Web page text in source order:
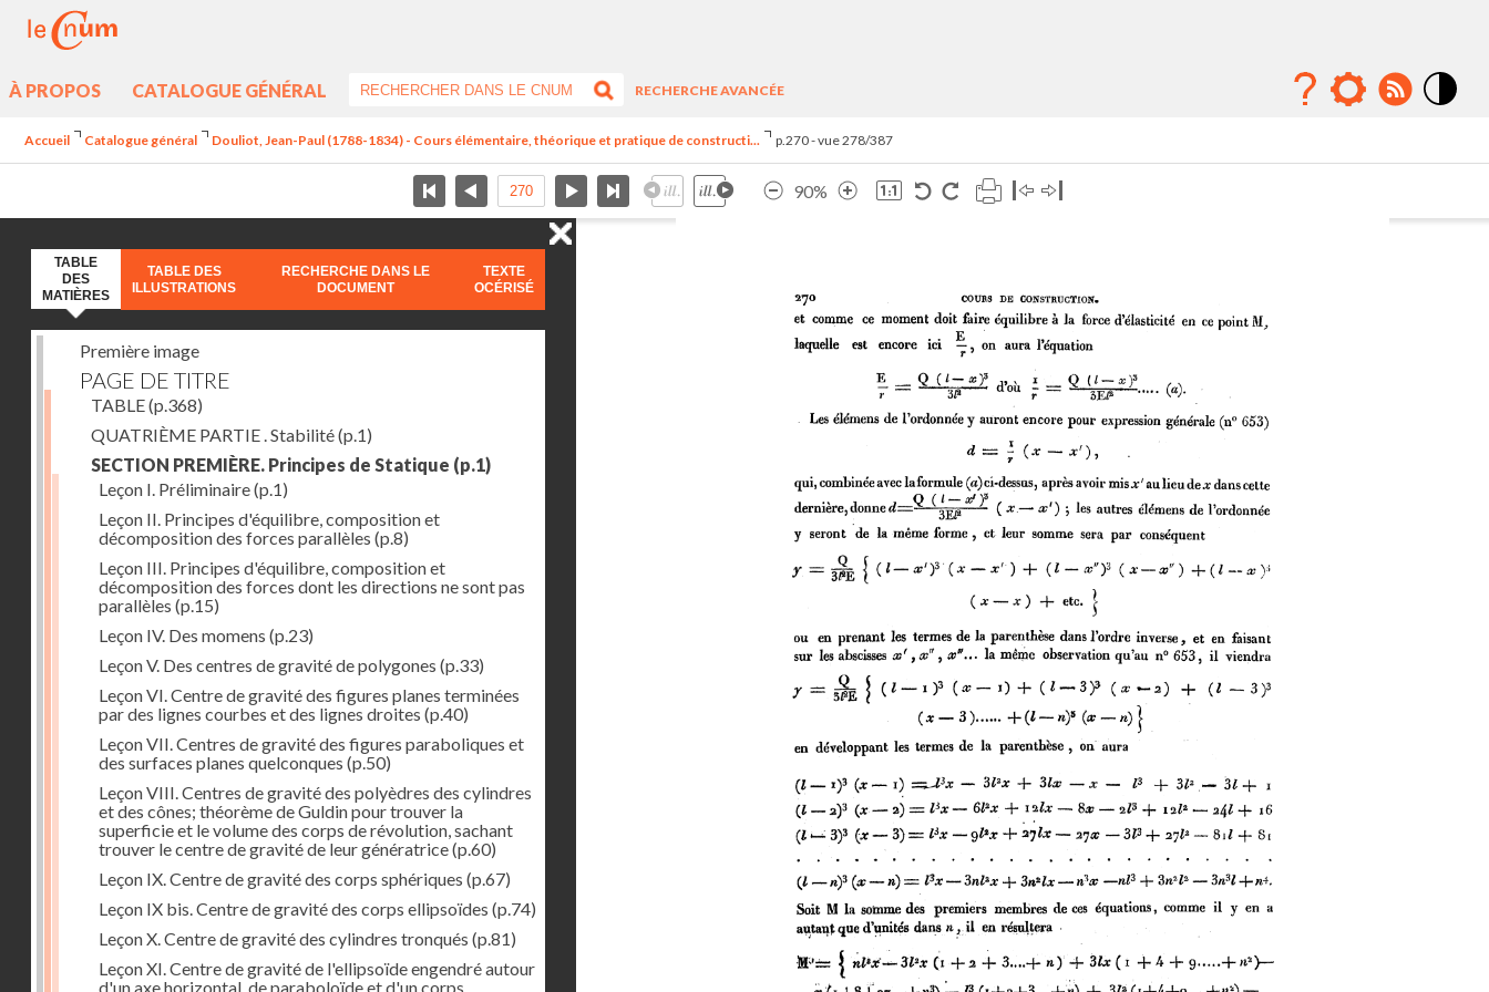
À PROPOS CATALOGUE GÉNÉRAL
RECHERCHE AVANCÉE
Accueil Catalogue général Douliot, Jean-Paul (1788-1834) - Cours élémentaire, théorique et pratique de constructi... p.270 - vue 278/387
90%
TABLE
DES
MATIÈRES
TABLE DES
ILLUSTRATIONS
RECHERCHE DANS LE
DOCUMENT
TEXTE
OCÉRISÉ
Première image
PAGE DE TITRE
TABLE(p.368)
QUATRIÈME PARTIE . Stabilité(p.1)
SECTION PREMIÈRE. Principes de Statique (p.1)
Leçon I. Préliminaire(p.1)
Leçon II. Principes d'équilibre, composition et
décomposition des forces parallèles (p.8)
Leçon III. Principes d'équilibre, composition et
décomposition des forces dont les directions ne sont pas
parallèles (p.15)
Leçon IV. Des momens (p.23)
Leçon V. Des centres de gravité de polygones (p.33)
Leçon VI. Centre de gravité des figures planes terminées
par des lignes courbes et des lignes droites (p.40)
Leçon VII. Centres de gravité des figures paraboliques et
des surfaces planes quelconques (p.50)
Leçon VIII. Centres de gravité des polyèdres des cylindres
et des cônes; théorème de Guldin pour trouver la
superficie et le volume des corps de révolution, sachant
trouver le centre de gravité de leur génératrice(p.60)
Leçon IX. Centre de gravité des corps sphériques (p.67)
Leçon IX bis. Centre de gravité des corps ellipsoïdes (p.74)
Leçon X. Centre de gravité des cylindres tronqués (p.81)
Leçon XI. Centre de gravité de l'ellipsoïde engendré autour
d'un axe horizontal, de paraboloïde et d'un corps